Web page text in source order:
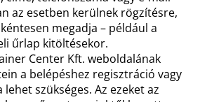
az esetben kerülnek rögzítésre,
megadja – például a
űrlap kitöltésekor.
Center Kft. weboldalának
a belépéshez regisztráció vagy
lehet szükséges. Az ezeket az